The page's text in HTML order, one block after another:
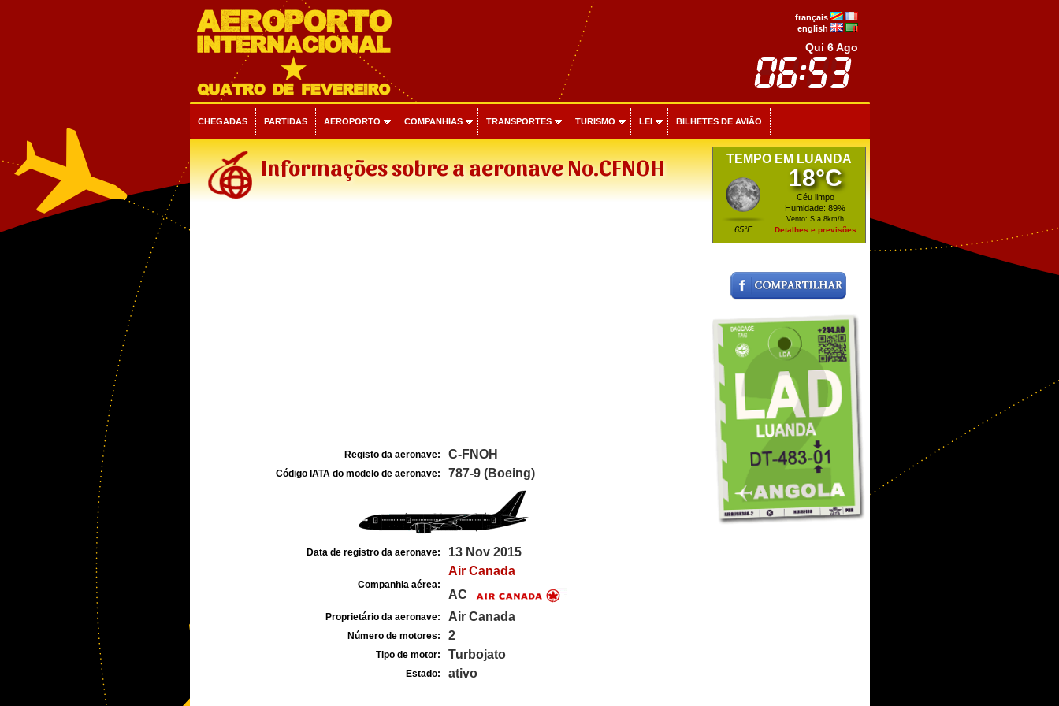
français
english
Qui 6 Ago
CHEGADAS PARTIDAS AEROPORTO COMPANHIAS TRANSPORTES TURISMO LEI BILHETES DE AVIÃO
Informações sobre a aeronave No.CFNOH
Registo da aeronave: C-FNOH
Código IATA do modelo de aeronave: 787-9 (Boeing)
Data de registro da aeronave: 13 Nov 2015
Companhia aérea:
Air Canada
AC
Proprietário da aeronave: Air Canada
Número de motores: 2
Tipo de motor: Turbojato
Estado: ativo
TEMPO EM LUANDA
65°F
18°C
Céu limpo
Humidade: 89%
Vento: S a 8km/h
Detalhes e previsões